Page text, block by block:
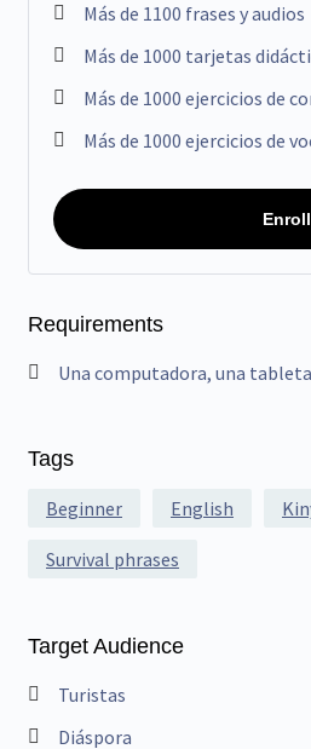
Más de 1100 frases y audios
Más de 1000 tarjetas
Más de 1000 ejercicios de
Más de 1000 ejercicios de
Requirements
Una computadora, una
Tags
Beginner English
Survival phrases
Target Audience
Turistas
Diáspora